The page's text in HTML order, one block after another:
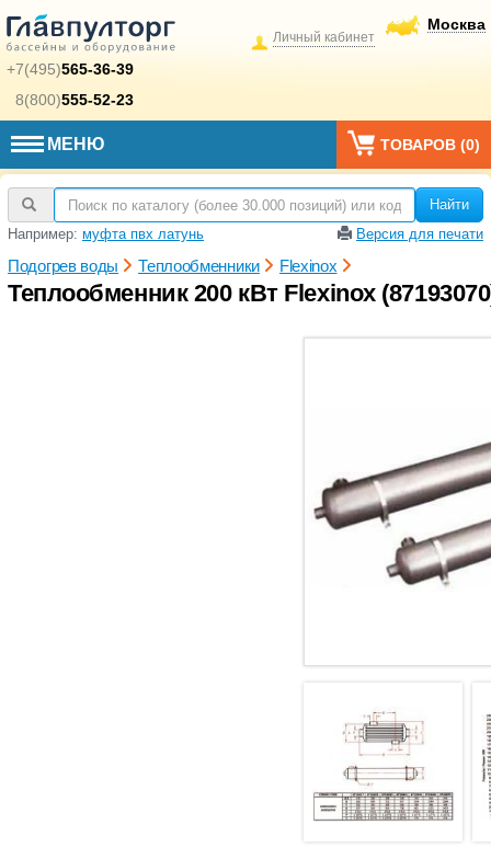
+7(495)565-36-39
8(800)555-52-23
Москва
Личный кабинет
МЕНЮ ТОВАРОВ (0)
Найти
Например: муфта пвх латунь Версия для печати
Подогрев воды Теплообменники Flexinox
Теплообменник 200 кВт Flexinox